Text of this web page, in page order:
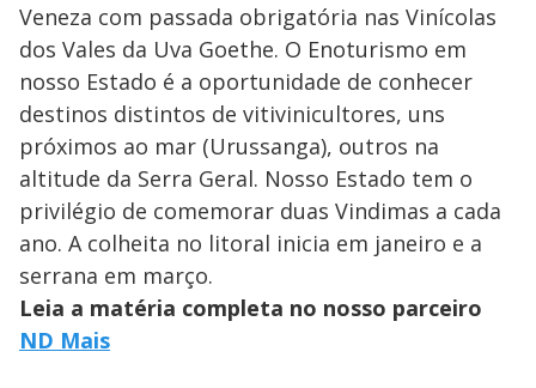
Veneza com passada obrigatória nas Vinícolas
dos Vales da Uva Goethe. O Enoturismo em
nosso Estado é a oportunidade de conhecer
destinos distintos de vitivinicultores, uns
próximos ao mar (Urussanga), outros na
altitude da Serra Geral. Nosso Estado tem o
privilégio de comemorar duas Vindimas a cada
ano. A colheita no litoral inicia em janeiro e a
serrana em março.
Leia a matéria completa no nosso parceiro
ND Mais